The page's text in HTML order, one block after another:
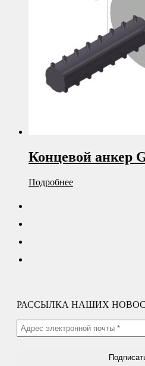
Концевой анкер
Подробнее
РАССЫЛКА НАШИХ